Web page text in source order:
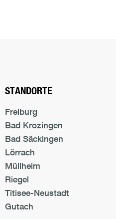
STANDORTE
Freiburg
Bad Krozingen
Bad Säckingen
Lörrach
Müllheim
Riegel
Titisee-Neustadt
Gutach